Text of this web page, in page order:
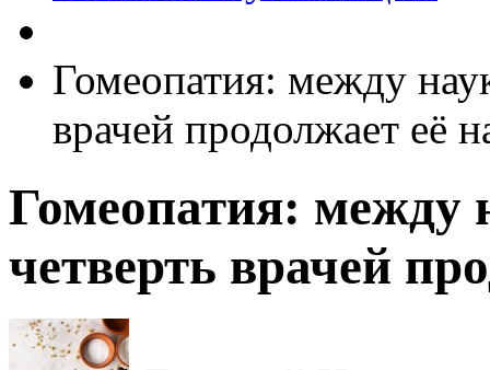
Гомеопатия: между
врачей продолжает её
Гомеопатия: между
четверть врачей